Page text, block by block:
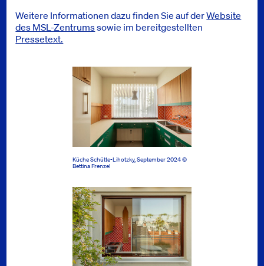
Weitere Informationen dazu finden Sie auf derWebsite
des MSL-Zentrumssowie im bereitgestellten
Pressetext.
Küche Schütte-Lihotzky, September 2024 ©
Bettina Frenzel